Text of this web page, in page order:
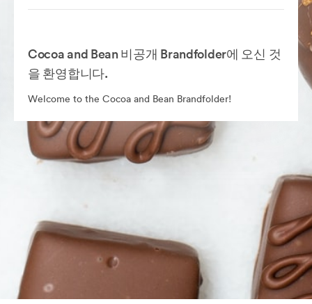
Cocoa and Bean 비공개 Brandfolder에 오신 것
을 환영합니다.
Welcome to the Cocoa and Bean Brandfolder!